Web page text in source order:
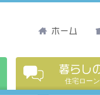
ホーム
暮らし
住宅ロー